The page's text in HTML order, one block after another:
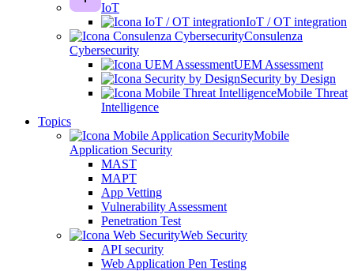
IoT
IoT / OT integration
Consulenza
Cybersecurity
UEM Assessment
Security by Design
Mobile Threat
Intelligence
Topics
Mobile
Application Security
MAST
MAPT
App Vetting
Vulnerability Assessment
Penetration Test
Web Security
API security
Web Application Pen Testing